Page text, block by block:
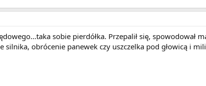
sobie pierdółka. Przepalił się, spowodował
silnika, obrócenie panewek czy uszczelka pod głowicą i